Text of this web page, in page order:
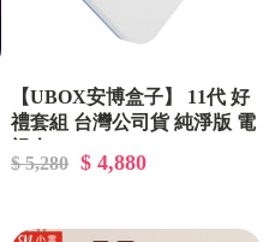
【UBOX安博盒子】 11代 好
禮套組 台灣公司貨 純淨版 電
$ 5,280 $ 4,880